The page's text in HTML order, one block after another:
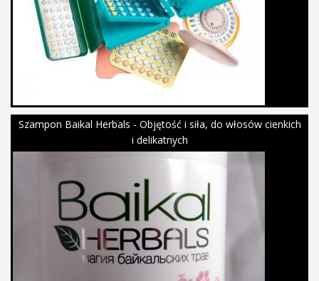
Szampon Baikal Herbals - Objętość i siła, do włosów cienkich
i delikatnych